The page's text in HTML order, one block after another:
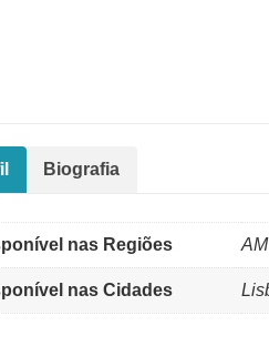
Biografia
nas Regiões
nas Cidades